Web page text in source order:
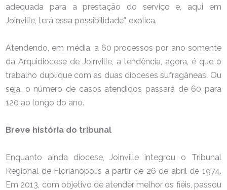
adequada para a prestação do serviço e, aqui em
Joinville, terá essa possibilidade”, explica.
Atendendo, em média, a 60 processos por ano somente
da Arquidiocese de Joinville, a tendência, agora, é que o
trabalho duplique com as duas dioceses sufragâneas. Ou
seja, o número de casos atendidos passará de 60 para
120 ao longo do ano.
Breve história do tribunal
Enquanto ainda diocese, Joinville integrou o Tribunal
Regional de Florianópolis a partir de 26 de abril de 1974.
Em 2013, com objetivo de atender melhor os fiéis, passou